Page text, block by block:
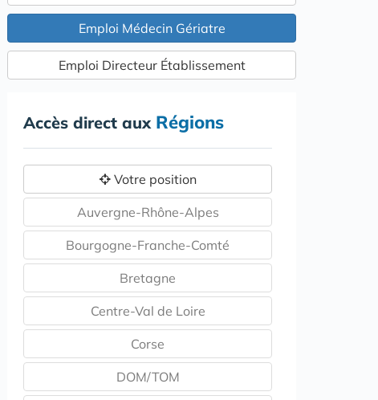
Emploi Médecin Gériatre
Emploi Directeur Établissement
Accès direct aux Régions
Votre position
Auvergne-Rhône-Alpes
Bourgogne-Franche-Comté
Bretagne
Centre-Val de Loire
Corse
DOM/TOM